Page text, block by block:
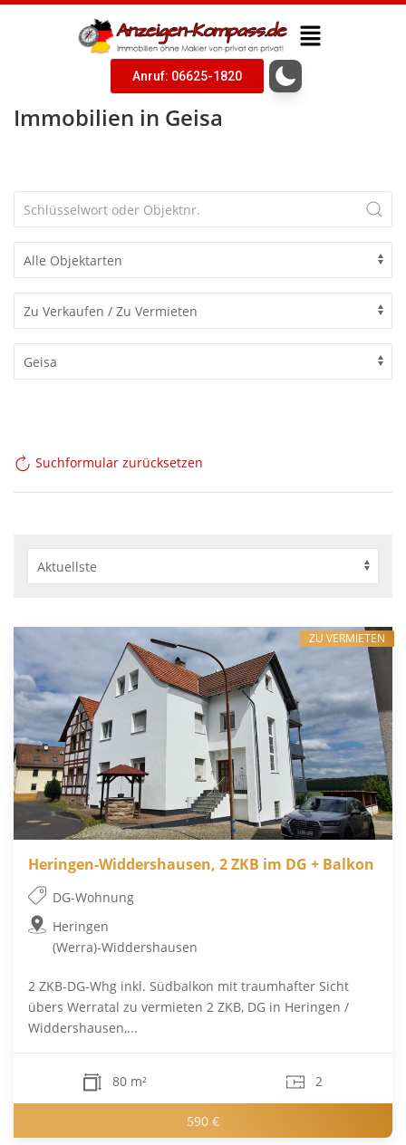
Anruf: 06625-1820
Immobilien in Geisa
Suchformular zurücksetzen
Heringen-Widdershausen, 2 ZKB im DG + Balkon
DG-Wohnung
Heringen
(Werra)-Widdershausen
2 ZKB-DG-Whg inkl. Südbalkon mit traumhafter Sicht
übers Werratal zu vermieten 2 ZKB, DG in Heringen /
Widdershausen,...
80 m² 2
590 €
ZU VERMIETEN